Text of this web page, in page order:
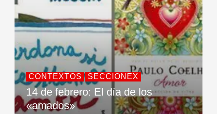
CONTEXTOS SECCIONEX
14 de febrero: El día de los
«amados»